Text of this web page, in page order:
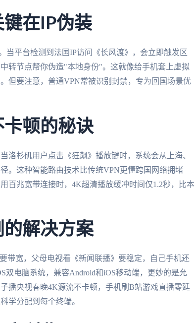
在IP伪装
平台检测到法国IP访问《长风渡》，会立即触发区
转节点帮你伪造"本地身份"。这就像给手机套上虚拟
但要注意，普通VPN常被识别封禁，专为回国场景优
顿的秘诀
洛杉矶用户点击《狂飙》播放键时，系统会从上海、
。这种智能路由技术比传统VPN更懂跨国网络拥堵
百兆宽带连接时，4K超清播放缓冲时间仅1.2秒，比本
解决方案
带宽，父母电视看《新闻联播》要稳定，自己手机还
双电脑系统，兼容Android和iOS移动端，更妙的是允
播央视春晚4K源流不卡顿，手机刷B站游戏直播零延
学分配到每个终端。